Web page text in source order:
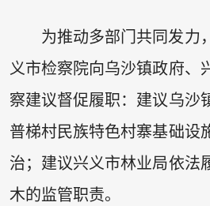
为推动多部门共同发力
义市检察院向乌沙镇政府、
察建议督促履职：建议乌沙
普梯村民族特色村寨基础设
治；建议兴义市林业局依法
木的监管职责。